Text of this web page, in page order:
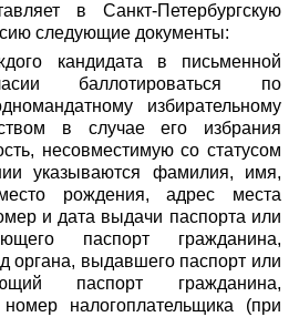
в Санкт-Петербургскую
следующие документы:
кандидата в письменной
баллотироваться по
избирательному
в случае его избрания
несовместимую со статусом
указываются фамилия, имя,
рождения, адрес места
и дата выдачи паспорта или
паспорт гражданина,
органа, выдавшего паспорт или
паспорт гражданина,
налогоплательщика (при